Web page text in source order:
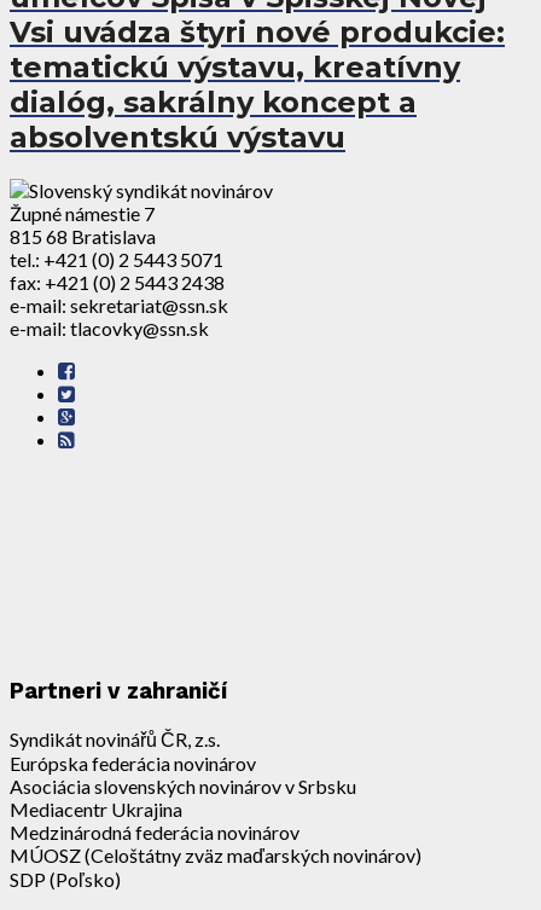
Vsi uvádza štyri nové produkcie:
tematickú výstavu, kreatívny
dialóg, sakrálny koncept a
absolventskú výstavu
Župné námestie 7
815 68 Bratislava
tel.: +421 (0) 2 5443 5071
fax: +421 (0) 2 5443 2438
e-mail: sekretariat@ssn.sk
e-mail: tlacovky@ssn.sk
Partneri v zahraničí
Syndikát novinářů ČR, z.s.
Európska federácia novinárov
Asociácia slovenských novinárov v Srbsku
Mediacentr Ukrajina
Medzinárodná federácia novinárov
MÚOSZ (Celoštátny zväz maďarských novinárov)
SDP (Poľsko)